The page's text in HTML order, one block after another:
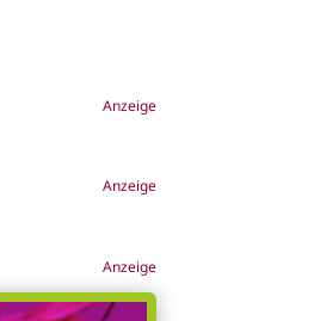
Anzeige
Anzeige
Anzeige